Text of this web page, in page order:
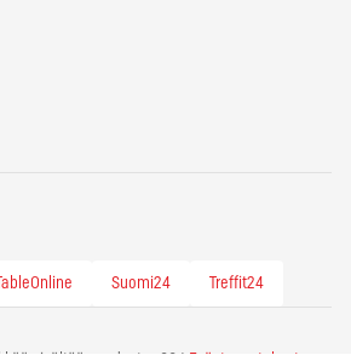
TableOnline Suomi24 Treffit24